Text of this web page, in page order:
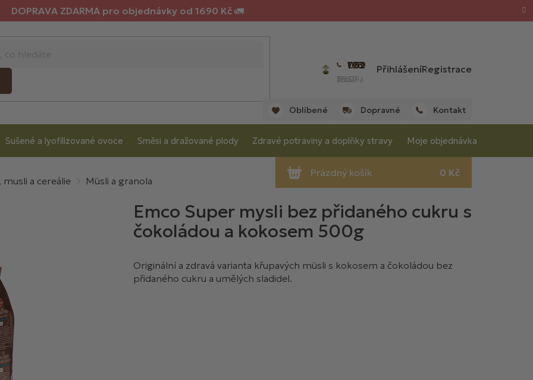
DOPRAVA ZDARMA pro objednávky od 1690 Kč 🚛
702 059 198
(Po - Pá 7:00 - 15:30 hod.)
PřihlášeníRegistrace
Oblíbené Dopravné Kontakt
Sušené a lyofilizované ovoce Směsi a dražované plody Zdravé potraviny a doplňky stravy Moje objednávka
musli a cereálie Müsli a granola
Emco Super mysli bez přidaného cukru s
čokoládou a kokosem 500g
Originální a zdravá varianta křupavých müsli s kokosem a čokoládou bez
přidaného cukru a umělých sladidel.